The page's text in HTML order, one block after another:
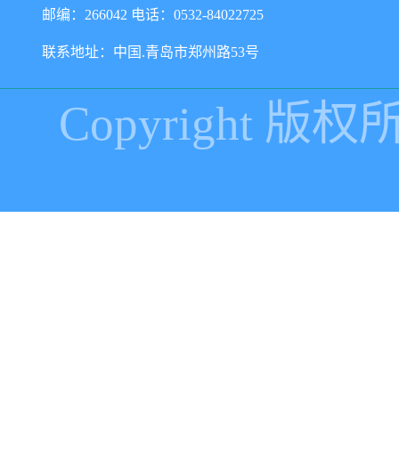
邮编：266042 电话：0532-84022725
联系地址：中国.青岛市郑州路53号
Copyright 版权